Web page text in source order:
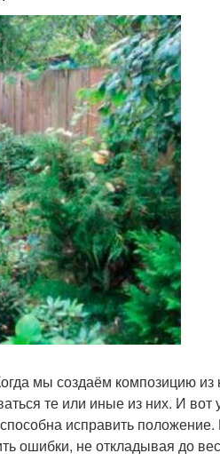
мы создаём композицию из
те или иные из них. И
исправить положение.
ошибки, не откладывая до